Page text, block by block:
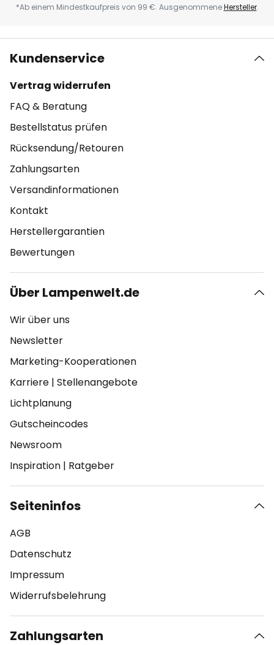
*Ab einem Mindestkaufpreis von 99 €. AusgenommeneHersteller.
Kundenservice
Vertrag widerrufen
FAQ & Beratung
Bestellstatus prüfen
Rücksendung/Retouren
Zahlungsarten
Versandinformationen
Kontakt
Herstellergarantien
Bewertungen
Über Lampenwelt.de
Wir über uns
Newsletter
Marketing-Kooperationen
Karriere | Stellenangebote
Lichtplanung
Gutscheincodes
Newsroom
Inspiration | Ratgeber
Seiteninfos
AGB
Datenschutz
Impressum
Widerrufsbelehrung
Zahlungsarten